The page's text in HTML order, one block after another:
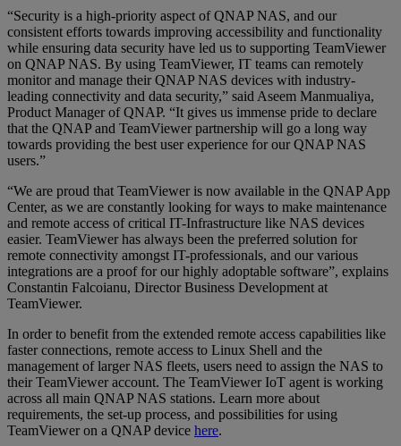
“Security is a high-priority aspect of QNAP NAS, and our
consistent efforts towards improving accessibility and functionality
while ensuring data security have led us to supporting TeamViewer
on QNAP NAS. By using TeamViewer, IT teams can remotely
monitor and manage their QNAP NAS devices with industry-
leading connectivity and data security,” said Aseem Manmualiya,
Product Manager of QNAP. “It gives us immense pride to declare
that the QNAP and TeamViewer partnership will go a long way
towards providing the best user experience for our QNAP NAS
users.”
“We are proud that TeamViewer is now available in the QNAP App
Center, as we are constantly looking for ways to make maintenance
and remote access of critical IT-Infrastructure like NAS devices
easier. TeamViewer has always been the preferred solution for
remote connectivity amongst IT-professionals, and our various
integrations are a proof for our highly adoptable software”, explains
Constantin Falcoianu, Director Business Development at
TeamViewer.
In order to benefit from the extended remote access capabilities like
faster connections, remote access to Linux Shell and the
management of larger NAS fleets, users need to assign the NAS to
their TeamViewer account. The TeamViewer IoT agent is working
across all main QNAP NAS stations. Learn more about
requirements, the set-up process, and possibilities for using
TeamViewer on a QNAP device here.